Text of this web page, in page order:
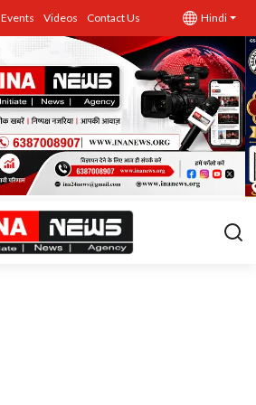
Events Videos Contact Us Hindi